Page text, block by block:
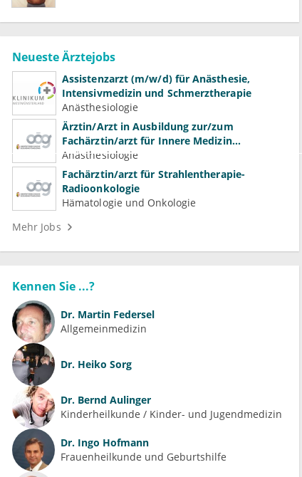
Neueste Ärztejobs
Assistenzarzt (m/w/d) für Anästhesie,
Intensivmedizin und Schmerztherapie
Anästhesiologie
Ärztin/Arzt in Ausbildung zur/zum
Fachärztin/arzt für Innere Medizin
(Kardiologie, Nephrologie, Intensivmedizin)
Anästhesiologie
Fachärztin/arzt für Strahlentherapie-
Radioonkologie
Hämatologie und Onkologie
Mehr Jobs
Kennen Sie ...?
Dr. Martin Federsel
Allgemeinmedizin
Dr. Heiko Sorg
Dr. Bernd Aulinger
Kinderheilkunde / Kinder- und Jugendmedizin
Dr. Ingo Hofmann
Frauenheilkunde und Geburtshilfe